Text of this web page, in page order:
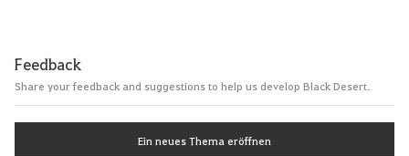
Feedback
Share your feedback and suggestions to help us develop Black Desert.
Ein neues Thema eröffnen